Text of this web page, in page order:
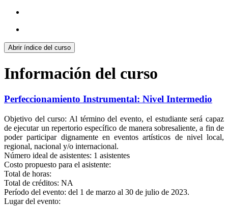
Abrir índice del curso
Información del curso
Perfeccionamiento Instrumental: Nivel Intermedio
Objetivo del curso: Al término del evento, el estudiante será capaz
de ejecutar un repertorio específico de manera sobresaliente, a fin de
poder participar dignamente en eventos artísticos de nivel local,
regional, nacional y/o internacional.
Número ideal de asistentes: 1 asistentes
Costo propuesto para el asistente:
Total de horas:
Total de créditos: NA
Período del evento: del 1 de marzo al 30 de julio de 2023.
Lugar del evento: